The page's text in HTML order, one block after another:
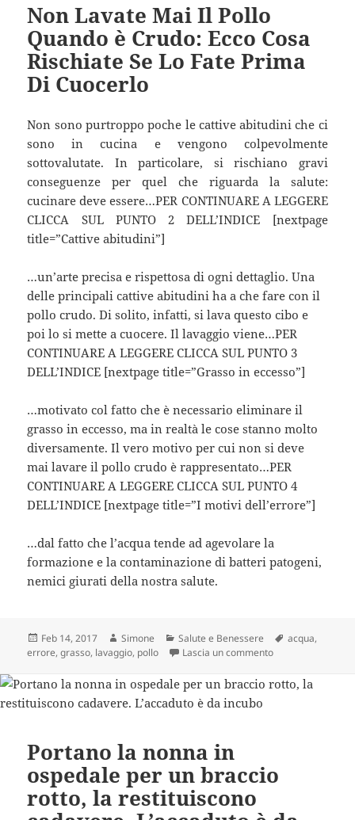
Non Lavate Mai Il Pollo
Quando è Crudo: Ecco Cosa
Rischiate Se Lo Fate Prima
Di Cuocerlo
Non sono purtroppo poche le cattive abitudini che ci
sono in cucina e vengono colpevolmente
sottovalutate. In particolare, si rischiano gravi
conseguenze per quel che riguarda la salute:
cucinare deve essere…PER CONTINUARE A LEGGERE
CLICCA SUL PUNTO 2 DELL’INDICE [nextpage
title=”Cattive abitudini”]
…un’arte precisa e rispettosa di ogni dettaglio. Una
delle principali cattive abitudini ha a che fare con il
pollo crudo. Di solito, infatti, si lava questo cibo e
poi lo si mette a cuocere. Il lavaggio viene…PER
CONTINUARE A LEGGERE CLICCA SUL PUNTO 3
DELL’INDICE [nextpage title=”Grasso in eccesso”]
…motivato col fatto che è necessario eliminare il
grasso in eccesso, ma in realtà le cose stanno molto
diversamente. Il vero motivo per cui non si deve
mai lavare il pollo crudo è rappresentato…PER
CONTINUARE A LEGGERE CLICCA SUL PUNTO 4
DELL’INDICE [nextpage title=”I motivi dell’errore”]
…dal fatto che l’acqua tende ad agevolare la
formazione e la contaminazione di batteri patogeni,
nemici giurati della nostra salute.
Scritto
il
Feb 14, 2017 Autore
Simone Categorie
Salute e Benessere Tag
acqua,
errore,grasso, lavaggio, pollo Lascia un commentosu Non Lavate
Portano la nonna in
ospedale per un braccio
rotto, la restituiscono